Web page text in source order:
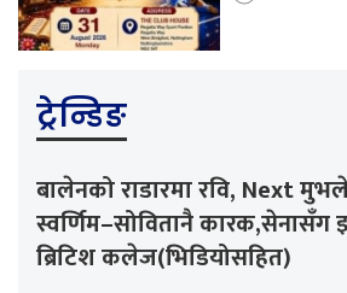
ट्रेन्डिङ
बालेनको राडारमा रवि, Next
स्वर्णिम–सोवितानै
ब्रिटिश कलेज(भिडियोसहित)